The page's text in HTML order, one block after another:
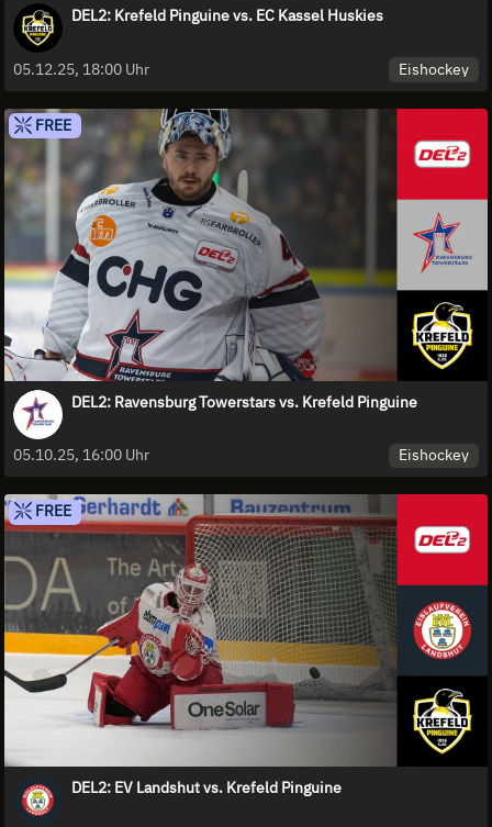
DEL2: Krefeld Pinguine vs. EC Kassel Huskies
05.12.25, 18:00 Uhr Eishockey
FREE
DEL2: Ravensburg Towerstars vs. Krefeld Pinguine
05.10.25, 16:00 Uhr Eishockey
FREE
DEL2: EV Landshut vs. Krefeld Pinguine